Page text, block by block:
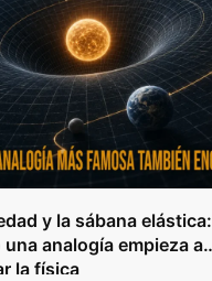
y la sábana elástica:
analogía empieza a
la física